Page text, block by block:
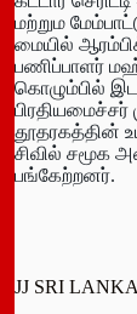
மற்­றும
மையில்
பணிப்­பாளர்
கொழும்பில்
தூத­ர­கத்தின்
சிவில் சமூக
பங்­கேற்­றனர்.
JJ SRI